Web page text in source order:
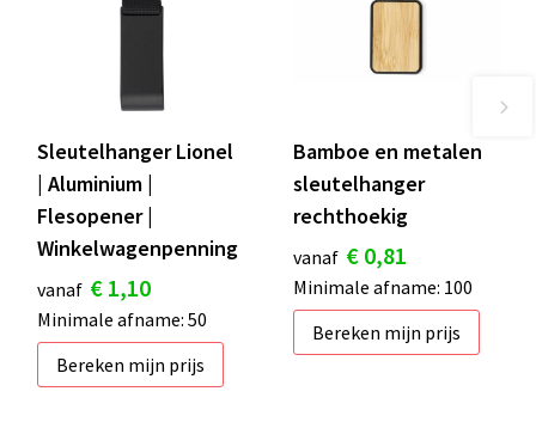
Sleutelhanger Lionel
| Aluminium |
Flesopener |
Winkelwagenpenning
vanaf € 1,10
Minimale afname: 50
Bereken mijn prijs
Bamboe en metalen
sleutelhanger
rechthoekig
vanaf € 0,81
Minimale afname: 100
Bereken mijn prijs